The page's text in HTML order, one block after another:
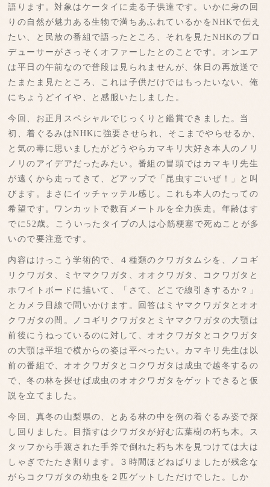
語ります。対象はケータイに走る子供達です。いかに身の回
りの自然が魅力ある生物で満ちあふれているかをNHKで伝え
たい、と民放の番組で語ったところ、それを見たNHKのプロ
デューサーがさっそくオファーしたとのことです。オンエア
は平日の午前なので普段は見られませんが、休日の再放送で
たまたま見たところ、これは子供だけではもったいない、俺
にちょうどイイや、と感服いたしました。
今回、お正月スペシャルでじっくりと鑑賞できました。当
初、着ぐるみはNHKに強要させられ、そこまでやらせるか、
と気の毒に思いましたがどうやらカマキリ大好き本人のノリ
ノリのアイデアだったみたい。番組の冒頭ではカマキリ先生
が遠くから走ってきて、どアップで「昆虫すごいぜ！」と叫
びます。まさにイッチャッテル感じ。これも本人のたっての
希望です。ワンカットで数百メートルを全力疾走。年齢はす
でに52歳。こういったタイプの人は心筋梗塞で死ぬことが多
いので要注意です。
内容はけっこう学術的で、４種類のクワガタムシを、ノコギ
リクワガタ、ミヤマクワガタ、オオクワガタ、コクワガタと
ホワイトボードに描いて、「さて、どこで線引きするか？」
とカメラ目線で問いかけます。回答はミヤマクワガタとオオ
クワガタの間。ノコギリクワガタとミヤマクワガタの大顎は
前後にうねっているのに対して、オオクワガタとコクワガタ
の大顎は平坦で横からの姿は平べったい。カマキリ先生は以
前の番組で、オオクワガタとコクワガタは成虫で越冬するの
で、冬の林を探せば成虫のオオクワガタをゲットできると仮
説を立てました。
今回、真冬の山梨県の、とある林の中を例の着ぐるみ姿で探
し回りました。目指すはクワガタが好む広葉樹の朽ち木。ス
タッフから手渡された手斧で倒れた朽ち木を見つけては大は
しゃぎでたたき割ります。３時間ほどねばりましたが残念な
がらコクワガタの幼虫を２匹ゲットしただけでした。しか